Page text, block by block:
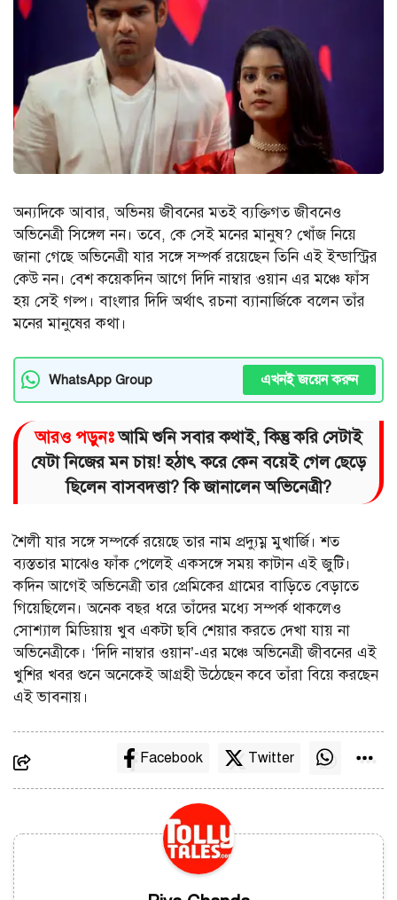
অন্যদিকে আবার, অভিনয় জীবনের মতই ব্যক্তিগত জীবনেও
অভিনেত্রী সিঙ্গেল নন। তবে, কে সেই মনের মানুষ? খোঁজ নিয়ে
জানা গেছে অভিনেত্রী যার সঙ্গে সম্পর্ক রয়েছেন তিনি এই ইন্ডাস্ট্রির
কেউ নন। বেশ কয়েকদিন আগে দিদি নাম্বার ওয়ান এর মঞ্চে ফাঁস
হয় সেই গল্প। বাংলার দিদি অর্থাৎ রচনা ব্যানার্জিকে বলেন তাঁর
মনের মানুষের কথা।
WhatsApp Group এখনই জয়েন করুন
আরও পড়ুনঃআমি শুনি সবার কথাই, কিন্তু করি সেটাই
যেটা নিজের মন চায়! হঠাৎ করে কেন বয়েই গেল ছেড়ে
ছিলেন বাসবদত্তা? কি জানালেন অভিনেত্রী?
শৈলী যার সঙ্গে সম্পর্কে রয়েছে তার নাম প্রদ্যুম্ন মুখার্জি। শত
ব্যস্ততার মাঝেও ফাঁক পেলেই একসঙ্গে সময় কাটান এই জুটি।
কদিন আগেই অভিনেত্রী তার প্রেমিকের গ্রামের বাড়িতে বেড়াতে
গিয়েছিলেন। অনেক বছর ধরে তাঁদের মধ্যে সম্পর্ক থাকলেও
সোশ্যাল মিডিয়ায় খুব একটা ছবি শেয়ার করতে দেখা যায় না
অভিনেত্রীকে। ‘দিদি নাম্বার ওয়ান’-এর মঞ্চে অভিনেত্রী জীবনের এই
খুশির খবর শুনে অনেকেই আগ্রহী উঠেছেন কবে তাঁরা বিয়ে করছেন
এই ভাবনায়।
Facebook Twitter